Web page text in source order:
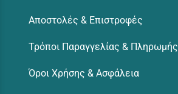
Αποστολές & Επιστροφές
Τρόποι Παραγγελίας & Πληρωμής
Όροι Χρήσης & Ασφάλεια